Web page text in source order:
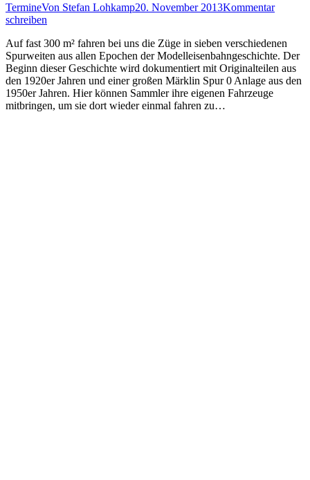
TermineVon Stefan Lohkamp20. November 2013Kommentar
schreiben
Auf fast 300 m² fahren bei uns die Züge in sieben verschiedenen
Spurweiten aus allen Epochen der Modelleisenbahngeschichte. Der
Beginn dieser Geschichte wird dokumentiert mit Originalteilen aus
den 1920er Jahren und einer großen Märklin Spur 0 Anlage aus den
1950er Jahren. Hier können Sammler ihre eigenen Fahrzeuge
mitbringen, um sie dort wieder einmal fahren zu…